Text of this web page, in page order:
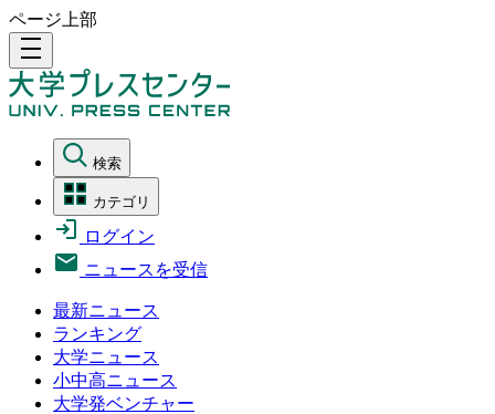
ページ上部
density_medium
検索
カテゴリ
ログイン
ニュースを受信
最新ニュース
ランキング
大学ニュース
小中高ニュース
大学発ベンチャー